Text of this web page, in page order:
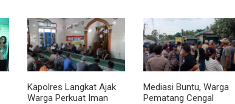
Kapolres Langkat Ajak
Warga Perkuat Iman
Mediasi Buntu, Warga
Pematang Cengal